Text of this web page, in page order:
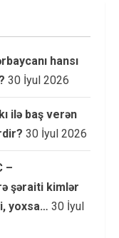
hansı
30 İyul 2026
ilə baş verən
30 İyul 2026
–
şəraiti kimlər
yoxsa… 30 İyul